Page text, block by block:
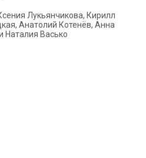
Лукьянчикова, Кирилл
Анатолий Котенёв, Анна
Наталия Васько